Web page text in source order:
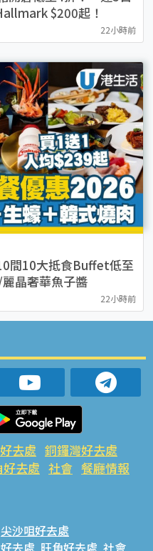
$200起！
22小時前
間10大抵食Buffet低至
晶奢華魚子醬
22小時前
去處 銅鑼灣好去處
好去處 社會 餐廳情報
尖沙咀好去處
去處 旺角好去處 社會